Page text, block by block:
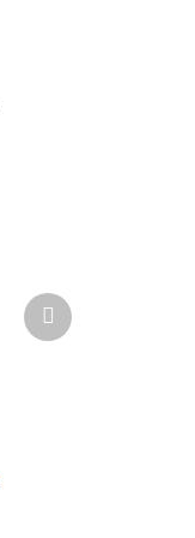
Ďalší
produkt